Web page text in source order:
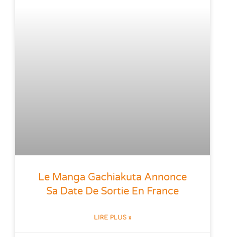
Le Manga Gachiakuta Annonce
Sa Date De Sortie En France
LIRE PLUS »